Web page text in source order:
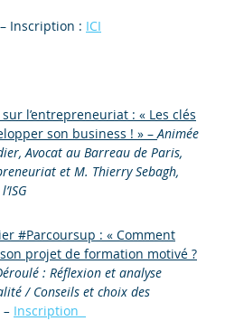
Inscription : ICI
l’entrepreneuriat : « Les clés
son business ! » –Animée
Avocat au Barreau de Paris,
et M. Thierry Sebagh,
#Parcoursup : « Comment
projet de formation motivé ?
: Réflexion et analyse
/ Conseils et choix des
– Inscription